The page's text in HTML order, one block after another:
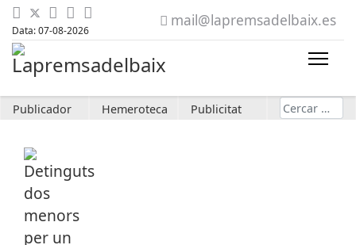
Data: 07-08-2026
mail@lapremsadelbaix.es
Publicador Hemeroteca Publicitat Cerca